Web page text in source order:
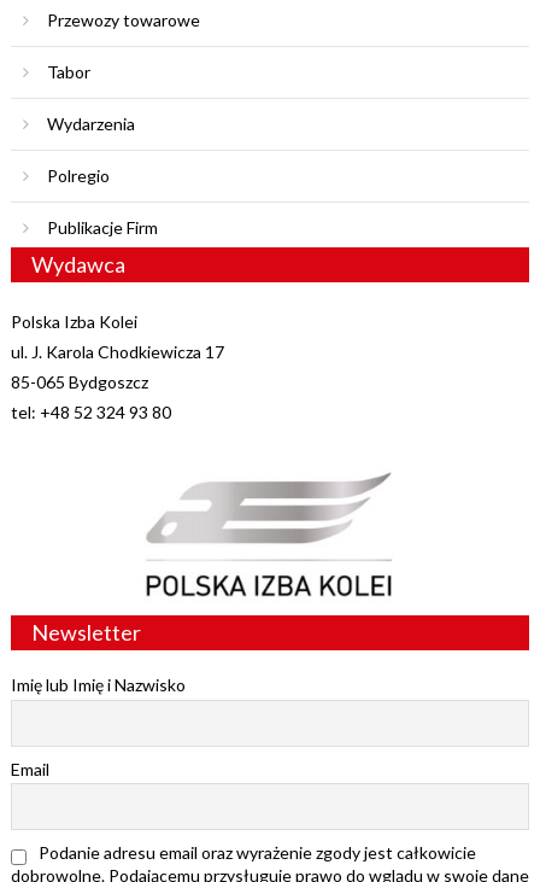
Przewozy towarowe
Tabor
Wydarzenia
Polregio
Publikacje Firm
Wydawca
Polska Izba Kolei
ul. J. Karola Chodkiewicza 17
85-065 Bydgoszcz
tel: +48 52 324 93 80
Newsletter
Imię lub Imię i Nazwisko
Email
Podanie adresu email oraz wyrażenie zgody jest całkowicie
dobrowolne. Podającemu przysługuje prawo do wglądu w swoje dane